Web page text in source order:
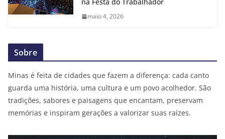
maio 4, 2026
Sobre
Minas é feita de cidades que fazem a diferença: cada canto
guarda uma história, uma cultura e um povo acolhedor. São
tradições, sabores e paisagens que encantam, preservam
memórias e inspiram gerações a valorizar suas raízes.